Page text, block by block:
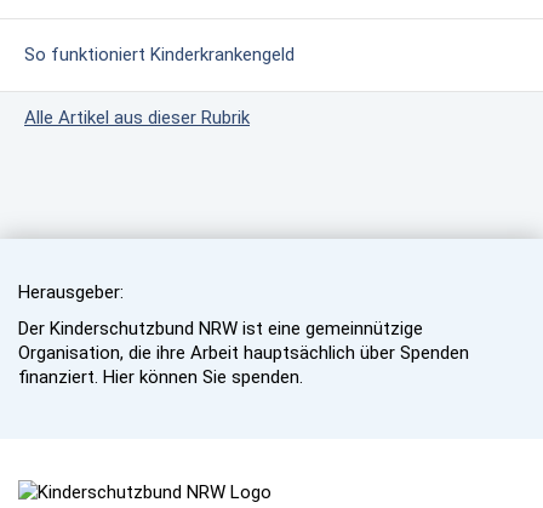
So funktioniert Kinderkrankengeld
Alle Artikel aus dieser Rubrik
Herausgeber:
Der Kinderschutzbund NRW ist eine gemeinnützige
Organisation, die ihre Arbeit hauptsächlich über Spenden
finanziert. Hier können Sie spenden.